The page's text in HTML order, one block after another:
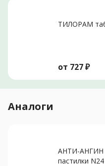
ТИЛОРАМ
от 727₽
Аналоги
АНТИ-
пастилки N24